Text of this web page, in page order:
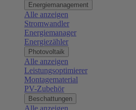
Energiemanagement
Alle anzeigen
Stromwandler
Energiemanager
Energiezähler
Photovoltaik
Alle anzeigen
Leistungsoptimierer
Montagematerial
PV-Zubehör
Beschattungen